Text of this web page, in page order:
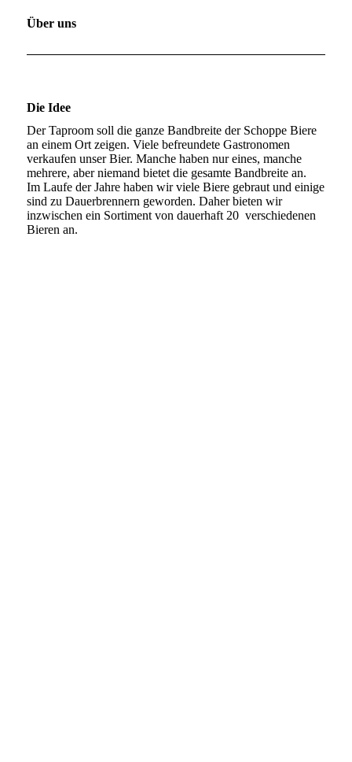
Über uns
Die Idee
Der Taproom soll die ganze Bandbreite der Schoppe Biere
an einem Ort zeigen. Viele befreundete Gastronomen
verkaufen unser Bier. Manche haben nur eines, manche
mehrere, aber niemand bietet die gesamte Bandbreite an.
Im Laufe der Jahre haben wir viele Biere gebraut und einige
sind zu Dauerbrennern geworden. Daher bieten wir
inzwischen ein Sortiment von dauerhaft 20 verschiedenen
Bieren an.